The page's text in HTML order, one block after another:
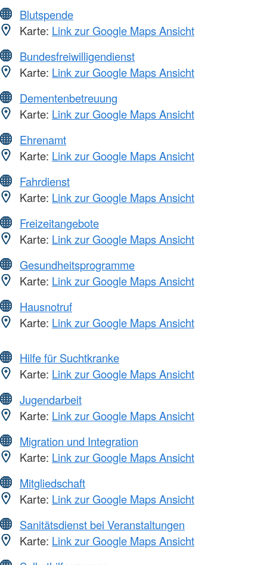
Blutspende
Karte: Link zur Google Maps Ansicht
Bundesfreiwilligendienst
Karte: Link zur Google Maps Ansicht
Dementenbetreuung
Karte: Link zur Google Maps Ansicht
Ehrenamt
Karte: Link zur Google Maps Ansicht
Fahrdienst
Karte: Link zur Google Maps Ansicht
Freizeitangebote
Karte: Link zur Google Maps Ansicht
Gesundheitsprogramme
Karte: Link zur Google Maps Ansicht
Hausnotruf
Karte: Link zur Google Maps Ansicht
Hilfe für Suchtkranke
Karte: Link zur Google Maps Ansicht
Jugendarbeit
Karte: Link zur Google Maps Ansicht
Migration und Integration
Karte: Link zur Google Maps Ansicht
Mitgliedschaft
Karte: Link zur Google Maps Ansicht
Sanitätsdienst bei Veranstaltungen
Karte: Link zur Google Maps Ansicht